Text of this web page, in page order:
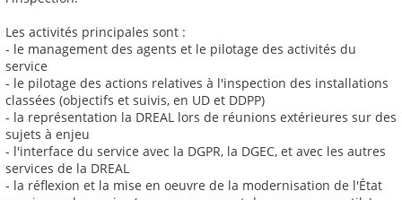
Les activités principales sont :
- le management des agents et le pilotage des activités du
service
- le pilotage des actions relatives à l'inspection des installations
classées (objectifs et suivis, en UD et DDPP)
- la représentation la DREAL lors de réunions extérieures sur des
sujets à enjeu
- l'interface du service avec la DGPR, la DGEC, et avec les autres
services de la DREAL
- la réflexion et la mise en oeuvre de la modernisation de l'État